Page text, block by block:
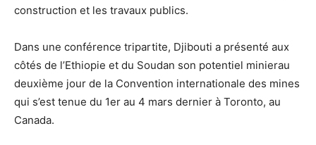
construction et les travaux publics.
Dans une conférence tripartite, Djibouti a présenté aux
côtés de l’Ethiopie et du Soudan son potentiel minierau
deuxième jour de la Convention internationale des mines
qui s’est tenue du 1er au 4 mars dernier à Toronto, au
Canada.